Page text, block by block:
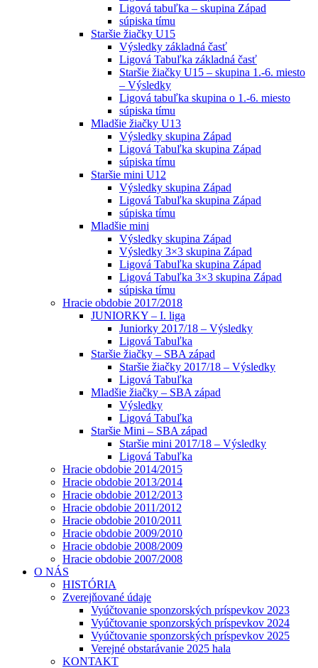
Ligová tabuľka – skupina Západ
súpiska tímu
Staršie žiačky U15
Výsledky základná časť
Ligová Tabuľka základná časť
Staršie žiačky U15 – skupina 1.-6. miesto
– Výsledky
Ligová tabuľka skupina o 1.-6. miesto
súpiska tímu
Mladšie žiačky U13
Výsledky skupina Západ
Ligová Tabuľka skupina Západ
súpiska tímu
Staršie mini U12
Výsledky skupina Západ
Ligová Tabuľka skupina Západ
súpiska tímu
Mladšie mini
Výsledky skupina Západ
Výsledky 3×3 skupina Západ
Ligová Tabuľka skupina Západ
Ligová Tabuľka 3×3 skupina Západ
súpiska tímu
Hracie obdobie 2017/2018
JUNIORKY – I. liga
Juniorky 2017/18 – Výsledky
Ligová Tabuľka
Staršie žiačky – SBA západ
Staršie žiačky 2017/18 – Výsledky
Ligová Tabuľka
Mladšie žiačky – SBA západ
Výsledky
Ligová Tabuľka
Staršie Mini – SBA západ
Staršie mini 2017/18 – Výsledky
Ligová Tabuľka
Hracie obdobie 2014/2015
Hracie obdobie 2013/2014
Hracie obdobie 2012/2013
Hracie obdobie 2011/2012
Hracie obdobie 2010/2011
Hracie obdobie 2009/2010
Hracie obdobie 2008/2009
Hracie obdobie 2007/2008
O NÁS
HISTÓRIA
Zverejňované údaje
Vyúčtovanie sponzorských príspevkov 2023
Vyúčtovanie sponzorských príspevkov 2024
Vyúčtovanie sponzorských príspevkov 2025
Verejné obstarávanie 2025 hala
KONTAKT